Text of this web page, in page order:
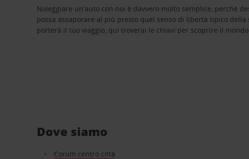
Noleggiare un'auto con noi è davvero molto semplice, perché
possa assaporare al più presto quel senso di libertà tipico della
porterà il tuo viaggio, qui troverai le chiavi per scoprire il mondo.
Dove siamo
Corum centro città